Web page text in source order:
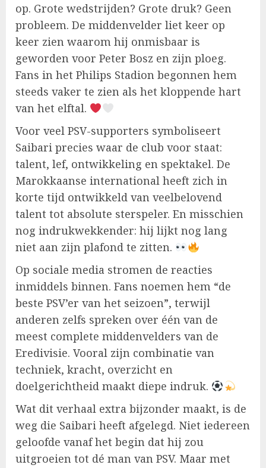
op. Grote wedstrijden? Grote druk? Geen
probleem. De middenvelder liet keer op
keer zien waarom hij onmisbaar is
geworden voor Peter Bosz en zijn ploeg.
Fans in het Philips Stadion begonnen hem
steeds vaker te zien als het kloppende hart
van het elftal.
Voor veel PSV-supporters symboliseert
Saibari precies waar de club voor staat:
talent, lef, ontwikkeling en spektakel. De
Marokkaanse international heeft zich in
korte tijd ontwikkeld van veelbelovend
talent tot absolute sterspeler. En misschien
nog indrukwekkender: hij lijkt nog lang
niet aan zijn plafond te zitten.
Op sociale media stromen de reacties
inmiddels binnen. Fans noemen hem “de
beste PSV’er van het seizoen”, terwijl
anderen zelfs spreken over één van de
meest complete middenvelders van de
Eredivisie. Vooral zijn combinatie van
techniek, kracht, overzicht en
doelgerichtheid maakt diepe indruk.
Wat dit verhaal extra bijzonder maakt, is de
weg die Saibari heeft afgelegd. Niet iedereen
geloofde vanaf het begin dat hij zou
uitgroeien tot dé man van PSV. Maar met